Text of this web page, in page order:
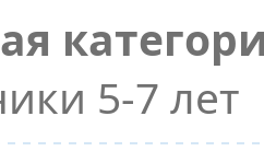
5-7 лет